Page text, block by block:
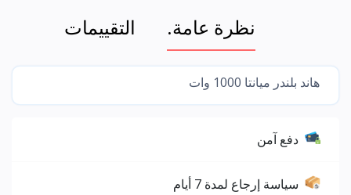
نظرة عامة. التقييمات
هاند بلندر ميانتا 1000 وات
دفع آمن
سياسة إرجاع لمدة 7 أيام